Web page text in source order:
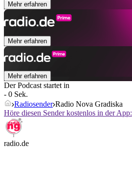
Mehr erfahren
Mehr erfahren
Mehr erfahren
Der Podcast startet in
- 0 Sek.
Radiosender Radio Nova Gradiska
Höre diesen Sender kostenlos in der App:
radio.de